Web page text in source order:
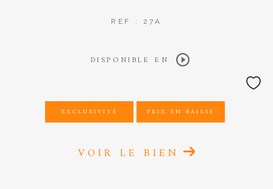
REF : 27A
DISPONIBLE EN
EXCLUSIVITÉ PRIX EN BAISSE
VOIR LE BIEN